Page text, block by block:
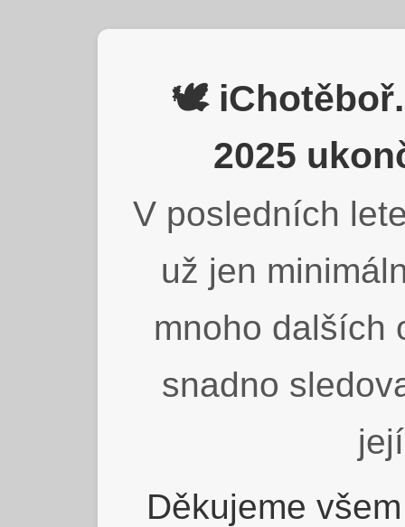
🕊️
2025
V posledních
už jen
mnoho dalších
snadno
Děkujeme